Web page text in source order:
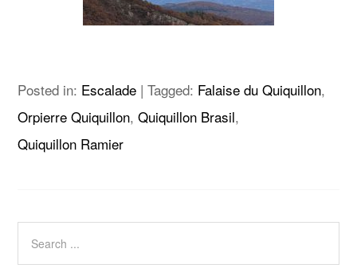
Posted in: Escalade |Tagged: Falaise du Quiquillon,
Orpierre Quiquillon,Quiquillon Brasil,
Quiquillon Ramier